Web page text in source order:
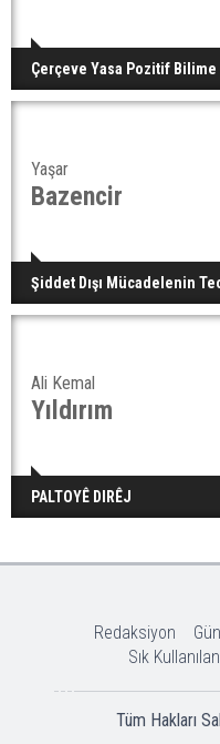
Çerçeve Yasa Pozitif Bilime
Yaşar
Bazencir
Şiddet Dışı Mücadelenin
Ali Kemal
Yıldırım
PALTOYÊ DIRÊJ
Redaksiyon
Sık
Tüm Hakları